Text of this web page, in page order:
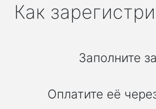
Как
Заполните
Оплатите её